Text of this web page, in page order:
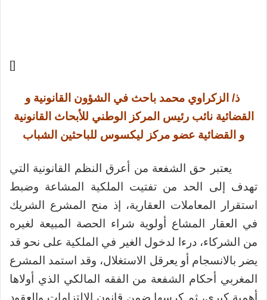
[]
ذ/ الزكراوي محمد باحث في الشؤون القانونية و
القضائية نائب رئيس المركز الوطني للأبحاث القانونية
و القضائية عضو مركز ليكسوس للباحثين الشباب
يعتبر حق الشفعة من أعرق النظم القانونية التي
تهدف إلى الحد من تفتيت الملكية المشاعة وضبط
استقرار المعاملات العقارية، إذ منح المشرع الشريك
في العقار المشاع أولوية شراء الحصة المبيعة لغيره
من الشركاء، درءا لدخول الغير في الملكية على نحو قد
يضر بالانسجام أو يعرقل الاستغلال، وقد استمد المشرع
المغربي أحكام الشفعة من الفقه المالكي الذي أولاها
أهمية كبرى، ثم كرسها ضمن قانون الالتزامات والعقود